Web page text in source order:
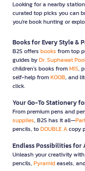
Looking for a nearby
curated top picks you can
you're book hunting or
Books for Every Style &
B2S offers books from top
guides byDr. Suphawat
children’s books fromMIS,
self-help fromKOOB, and
click.
Your Go-To Stationery
From premium pens and
supplies, B2S has it all—
pencils, toDOUBLE Acopy
Endless Possibilities for
Unleash your creativity
pencils, Pyramideasels,